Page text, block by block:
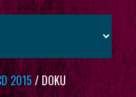
2015/DOKU